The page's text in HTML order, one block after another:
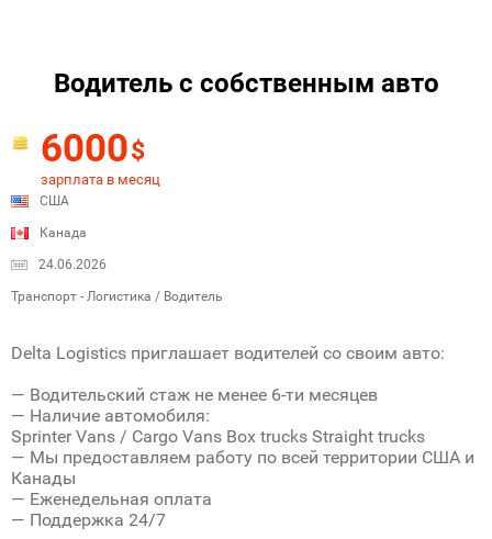
Водитель с собственным авто
6000$
зарплата в месяц
США
Канада
24.06.2026
Транспорт - Логистика / Водитель
Delta Logistics приглашает водителей со своим авто:
— Водительский стаж не менее 6-ти месяцев
— Наличие автомобиля:
Sprinter Vans / Cargo Vans Box trucks Straight trucks
— Мы предоставляем работу по всей территории США и
Канады
— Еженедельная оплата
— Поддержка 24/7